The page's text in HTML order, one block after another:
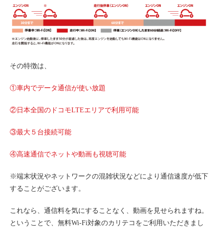
ご入会方法
学生はおトク！
マイナ免許証
法人のお客様
長時間利用もおトク
社有車との比較
ご入会方法
その特徴は、
①車内でデータ通信が使い放題
②日本全国のドコモLTEエリアで利用可能
③最大５台接続可能
④高速通信でネットや動画も視聴可能
※端末状況やネットワークの混雑状況などにより通信速度が低下
することがございます。
これなら、通信料を気にすることなく、動画を見せられますね。
ということで、無料Wi-Fi対象のカリテコをご利用いただきまし